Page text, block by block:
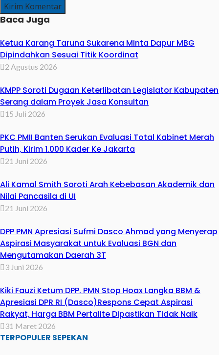
Baca Juga
Ketua Karang Taruna Sukarena Minta Dapur MBG
Dipindahkan Sesuai Titik Koordinat
2 Agustus 2026
KMPP Soroti Dugaan Keterlibatan Legislator Kabupaten
Serang dalam Proyek Jasa Konsultan
15 Juli 2026
PKC PMII Banten Serukan Evaluasi Total Kabinet Merah
Putih, Kirim 1.000 Kader Ke Jakarta
21 Juni 2026
Ali Kamal Smith Soroti Arah Kebebasan Akademik dan
Nilai Pancasila di UI
21 Juni 2026
DPP PMN Apresiasi Sufmi Dasco Ahmad yang Menyerap
Aspirasi Masyarakat untuk Evaluasi BGN dan
Mengutamakan Daerah 3T
3 Juni 2026
Kiki Fauzi Ketum DPP. PMN Stop Hoax Langka BBM &
Apresiasi DPR RI (Dasco)Respons Cepat Aspirasi
Rakyat, Harga BBM Pertalite Dipastikan Tidak Naik
31 Maret 2026
TERPOPULER SEPEKAN